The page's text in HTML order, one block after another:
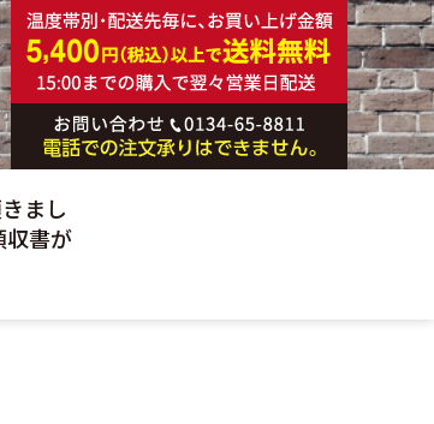
麺類
硝子製品
まし
収書が